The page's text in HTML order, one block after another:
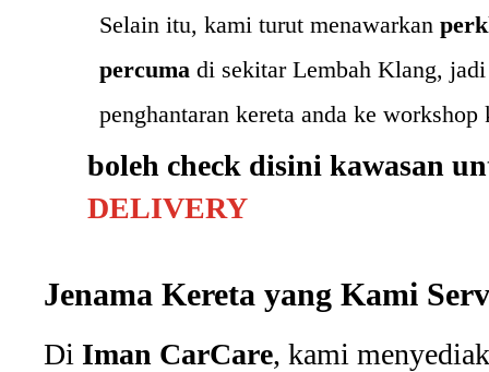
Selain itu, kami turut menawarkan
percuma di sekitar Lembah Klang,
penghantaran kereta anda ke workshop
boleh check disini kawasan
DELIVERY
Jenama Kereta yang Kami
Di Iman CarCare, kami